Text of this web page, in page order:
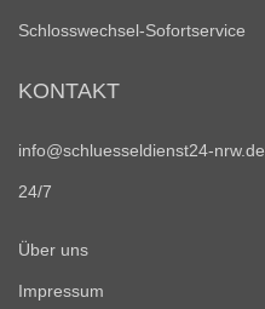
Schlosswechsel-Sofortservice
KONTAKT
info@schluesseldienst24-nrw.de
24/7
Über uns
Impressum